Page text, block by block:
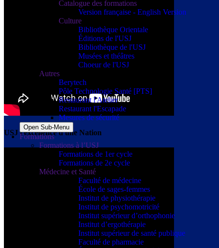
Catalogue des formations
Version française - English Version
Culture
Bibliothèque Orientale
Éditions de l'USJ
Bibliothèque de l'USJ
Musées et théâtres
Choeur de l'USJ
Autres
Berytech
Pôle Technologie Santé [PTS]
Restaurant l'Atelier
Restaurant l'Escapade
Mesures de sécurité
Open Sub-Menu
Formations
Formations à l’USJ
Formations de 1er cycle
Formations de 2e cycle
Médecine et Santé
Faculté de médecine
École de sages-femmes
Institut de physiothérapie
Institut de psychomotricité
Institut supérieur d’orthophonie
Institut d’ergothérapie
Institut supérieur de santé publique
Faculté de pharmacie
USJ l'excellence d'une Nation